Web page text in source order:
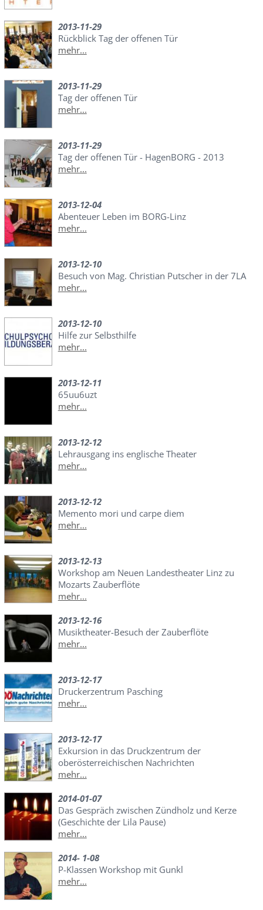
2013-11-29
Rückblick Tag der offenen Tür
mehr...
2013-11-29
Tag der offenen Tür
mehr...
2013-11-29
Tag der offenen Tür - HagenBORG - 2013
mehr...
2013-12-04
Abenteuer Leben im BORG-Linz
mehr...
2013-12-10
Besuch von Mag. Christian Putscher in der 7LA
mehr...
2013-12-10
Hilfe zur Selbsthilfe
mehr...
2013-12-11
65uu6uzt
mehr...
2013-12-12
Lehrausgang ins englische Theater
mehr...
2013-12-12
Memento mori und carpe diem
mehr...
2013-12-13
Workshop am Neuen Landestheater Linz zu
Mozarts Zauberflöte
mehr...
2013-12-16
Musiktheater-Besuch der Zauberflöte
mehr...
2013-12-17
Druckerzentrum Pasching
mehr...
2013-12-17
Exkursion in das Druckzentrum der
oberösterreichischen Nachrichten
mehr...
2014-01-07
Das Gespräch zwischen Zündholz und Kerze
(Geschichte der Lila Pause)
mehr...
2014- 1-08
P-Klassen Workshop mit Gunkl
mehr...